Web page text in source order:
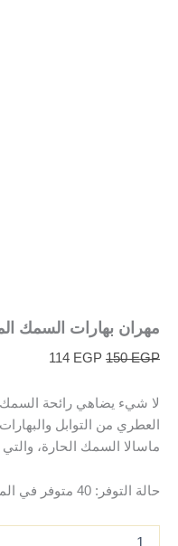
مهران بهارات السمك المقلي
150EGP
114 EGP
لا شيء يضاهي رائحة السمك
العطري من التوابل
ماسالا السمك الحارة، والتي
حالة التوفر: 40 متوفر في المخزون